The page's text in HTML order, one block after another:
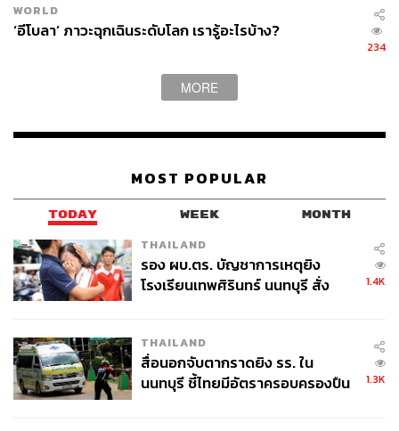
WORLD
‘อีโบลา’ ภาวะฉุกเฉินระดับโลก เรารู้อะไรบ้าง?
234
MORE
MOST POPULAR
TODAY WEEK MONTH
THAILAND
รอง ผบ.ตร. บัญชาการเหตุยิง
โรงเรียนเทพศิรินทร์ นนทบุรี สั่ง
1.4K
THAILAND
สื่อนอกจับตากราดยิง รร. ใน
นนทบุรี ชี้ไทยมีอัตราครอบครองปืน
1.3K